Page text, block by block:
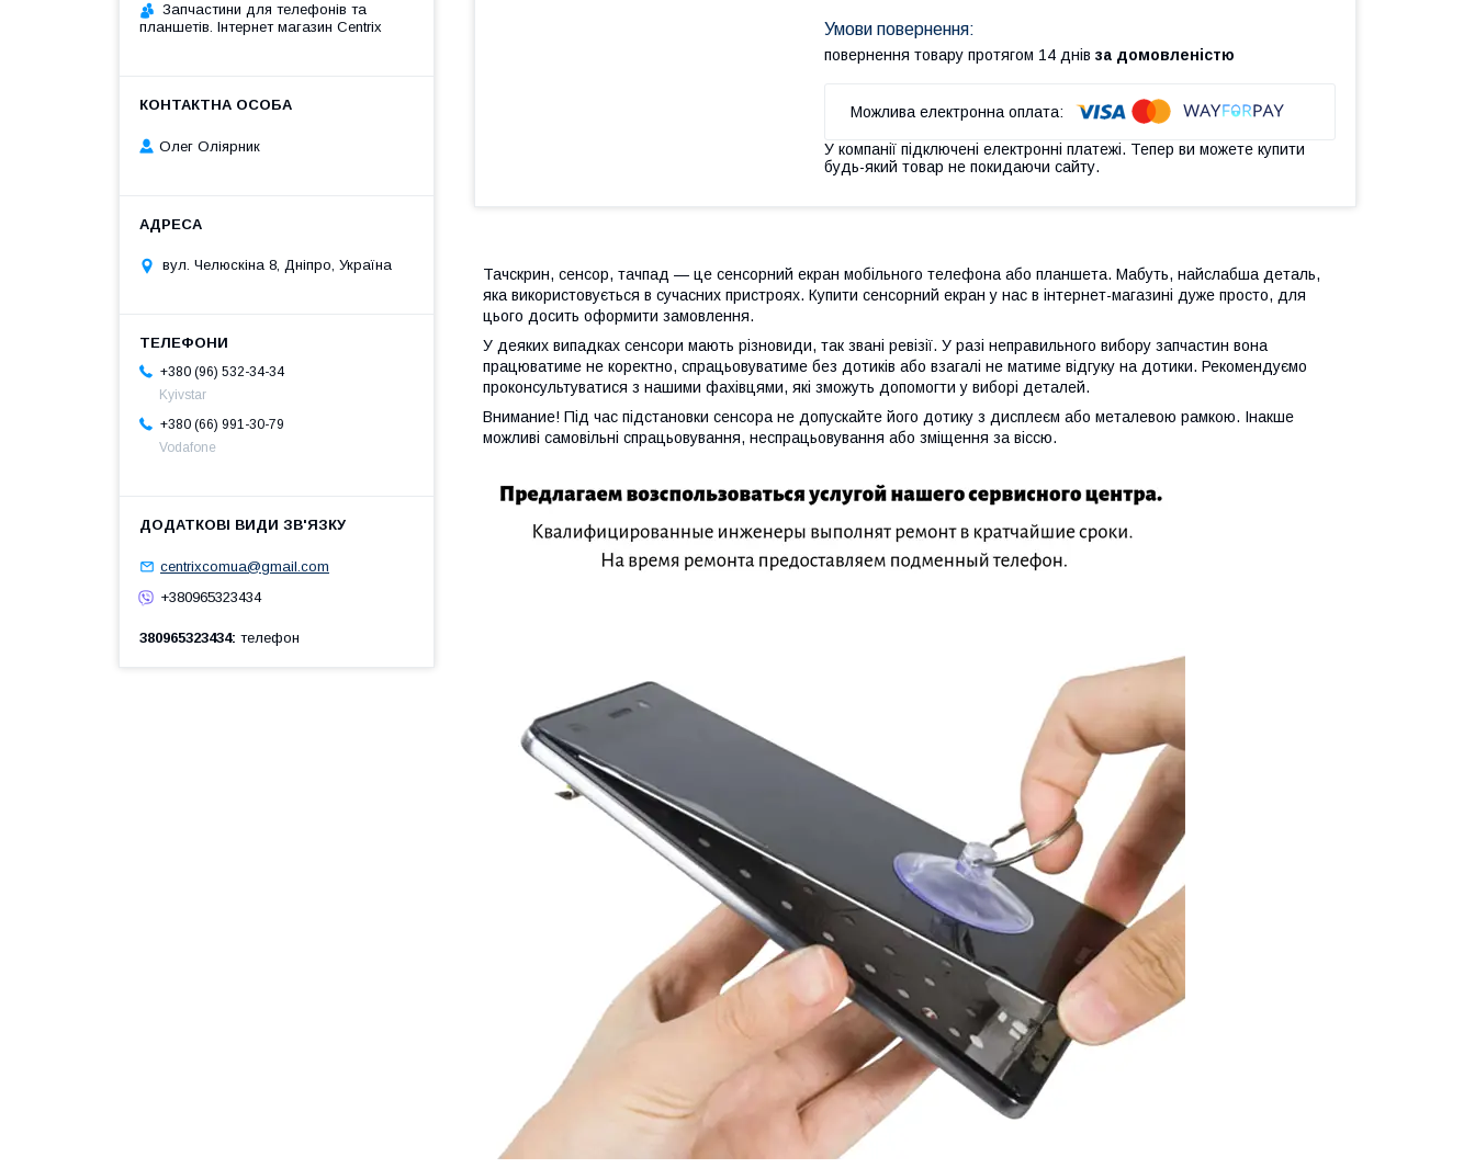
повернення товару протягом 14 днів за домовленістю
У компанії підключені електронні платежі. Тепер ви можете купити
будь-який товар не покидаючи сайту.
Тачскрин, сенсор, тачпад — це сенсорний екран мобільного телефона або планшета. Мабуть, найслабша деталь,
яка використовується в сучасних пристроях. Купити сенсорний екран у нас в інтернет-магазині дуже просто, для
цього досить оформити замовлення.
У деяких випадках сенсори мають різновиди, так звані ревізії. У разі неправильного вибору запчастин вона
працюватиме не коректно, спрацьовуватиме без дотиків або взагалі не матиме відгуку на дотики. Рекомендуємо
проконсультуватися з нашими фахівцями, які зможуть допомогти у виборі деталей.
Внимание! Під час підстановки сенсора не допускайте його дотику з дисплеєм або металевою рамкою. Інакше
можливі самовільні спрацьовування, неспрацьовування або зміщення за віссю.
Запчастини для телефонів та
планшетів. Інтернет магазин Centrix
Олег Оліярник
вул. Челюскіна 8, Дніпро, Україна
+380 (96) 532-34-34
Kyivstar
+380 (66) 991-30-79
Vodafone
centrixcomua@gmail.com
+380965323434
380965323434 телефон